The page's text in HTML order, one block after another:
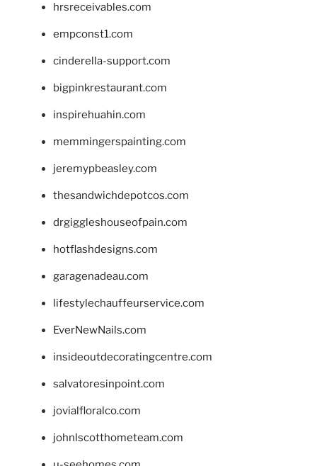
hrsreceivables.com
empconst1.com
cinderella-support.com
bigpinkrestaurant.com
inspirehuahin.com
memmingerspainting.com
jeremypbeasley.com
thesandwichdepotcos.com
drgiggleshouseofpain.com
hotflashdesigns.com
garagenadeau.com
lifestylechauffeurservice.com
EverNewNails.com
insideoutdecoratingcentre.com
salvatoresinpoint.com
jovialfloralco.com
johnlscotthometeam.com